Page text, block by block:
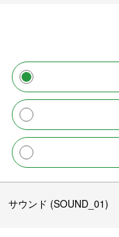
サウンド (SOUND_01)